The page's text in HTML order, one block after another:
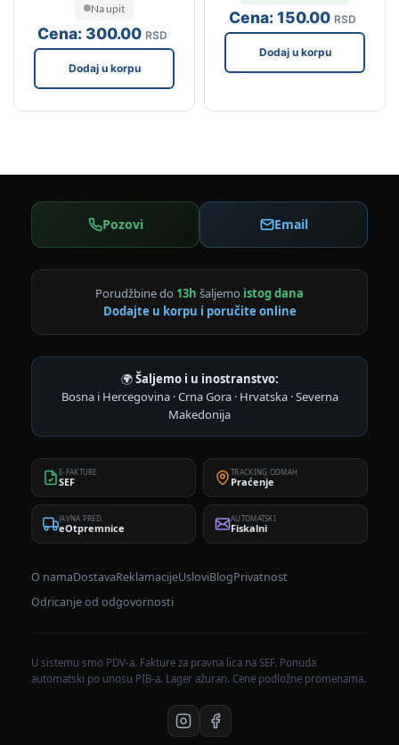
Cena:300.00 RSD
Na upit
Dodaj u korpu
Cena:150.00 RSD
Dodaj u korpu
Pozovi Email
Porudžbine do 13h šaljemo istog dana
Dodajte u korpu i poručite online
🌍Šaljemo i u inostranstvo:
Bosna i Hercegovina · Crna Gora · Hrvatska · Severna
Makedonija
E-FAKTURE
SEF
TRACKING ODMAH
Praćenje
JAVNA PRED.
eOtpremnice
AUTOMATSKI
Fiskalni
O namaDostavaReklamacijeUsloviBlogPrivatnost
Odricanje od odgovornosti
U sistemu smo PDV-a. Fakture za pravna lica na SEF. Ponuda
automatski po unosu PIB-a. Lager ažuran. Cene podložne promenama.